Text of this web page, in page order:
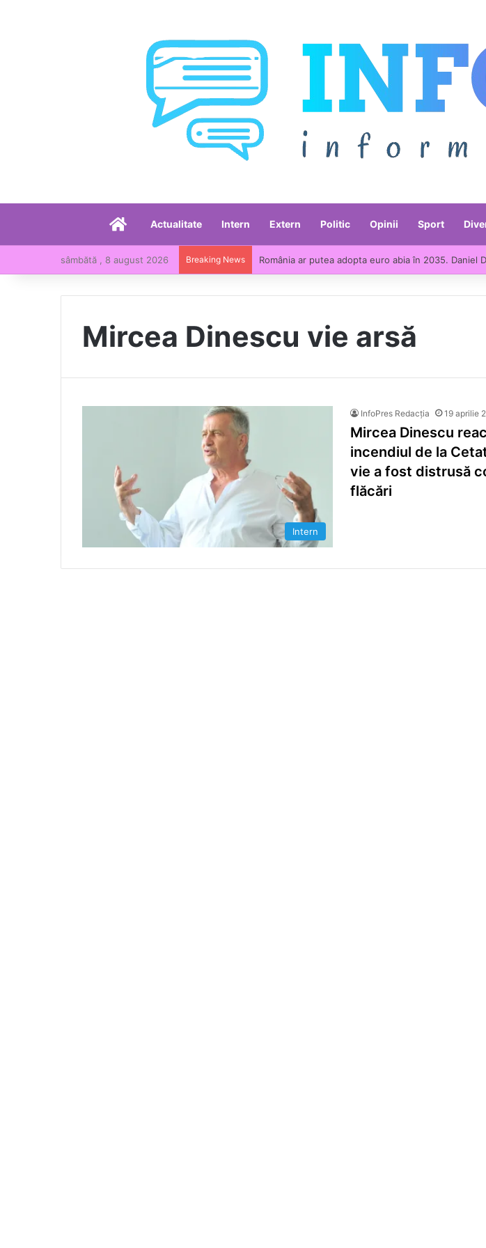
AcasăActualitate Intern Extern Politic Opinii Sport
sâmbătă , 8 august 2026 Breaking News România ar putea adopta euro abia în 2035.
Mircea Dinescu vie arsă
Intern
InfoPres Redacția 19 aprilie
Mircea Dinescu
incendiul de la
vie a fost distrusă
flăcări